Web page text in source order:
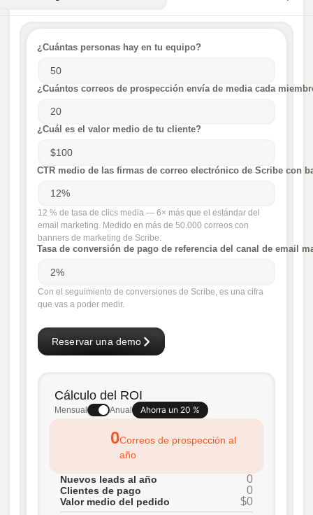
¿Cuántas personas hay en tu equipo?
¿Cuántos correos de prospección envía de media cada
¿Cuál es el valor medio de tu cliente?
CTR medio de las firmas de correo electrónico de Scribe con
12 % de tasa de clics media — 6× más que el estándar del
email marketing. Medido en más de 50.000 correos con
banners de marketing de Scribe.
Tasa de conversión de pago de referencia del canal de email
Con el seguimiento de conversiones de Scribe, es una cifra
que vas a poder medir.
Cálculo del ROI
Mensual Anual Ahorra un 20 %
0Correos de prospección al
año
Nuevos leads al año 0
Clientes de pago 0
Valor medio del pedido
$0
Reservar una demo